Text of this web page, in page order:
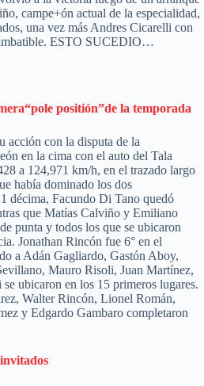
campe+ón actual de la especialidad,
una vez más Andres Cicarelli con
ESTO SUCEDIO…
positión”de la temporada
acción con la disputa de la
en la cima con el auto del Tala
a 124,971 km/h, en el trazado largo
había dominado los dos
décima, Facundo Di Tano quedó
que Matías Calviño y Emiliano
punta y todos los que se ubicaron
Jonathan Rincón fue 6° en el
a Adán Gagliardo, Gastón Aboy,
Mauro Risoli, Juan Martínez,
ubicaron en los 15 primeros lugares.
Walter Rincón, Lionel Román,
y Edgardo Gambaro completaron